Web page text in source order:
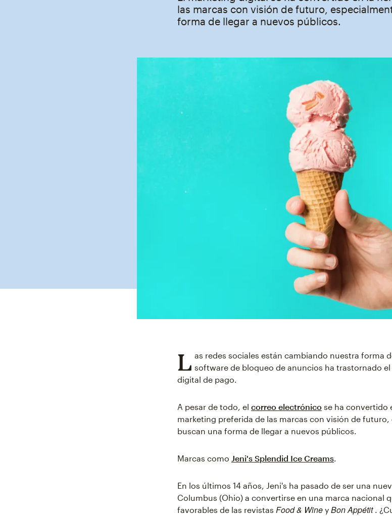
las marcas con visión de futuro,
forma de llegar a nuevos públicos.
L as redes sociales están cambiando nuestra forma
software de bloqueo de anuncios ha trastornado
digital de pago.
A pesar de todo, el correo electrónico se ha convertido
marketing preferida de las marcas con visión de
buscan una forma de llegar a nuevos públicos.
Marcas como Jeni's Splendid Ice Creams.
En los últimos 14 años, Jeni's ha pasado de ser una
Columbus (Ohio) a convertirse en una marca nacional
favorables de las revistas Food & Wine y Bon Appétit.